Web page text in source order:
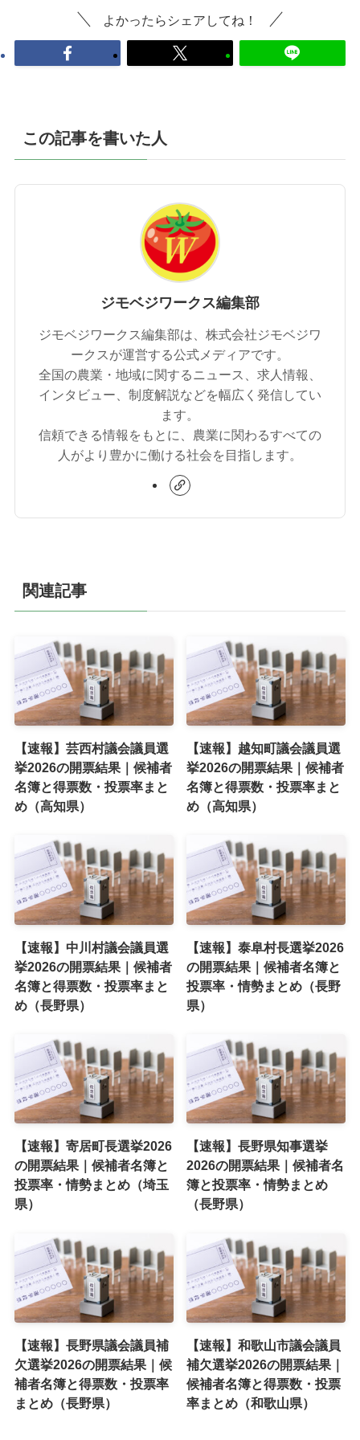
よかったらシェアしてね！
この記事を書いた人
ジモベジワークス編集部
ジモベジワークス編集部は、株式会社ジモベジワ
ークスが運営する公式メディアです。
全国の農業・地域に関するニュース、求人情報、
インタビュー、制度解説などを幅広く発信してい
ます。
信頼できる情報をもとに、農業に関わるすべての
人がより豊かに働ける社会を目指します。
関連記事
【速報】芸西村議会議員選
挙2026の開票結果｜候補者
名簿と得票数・投票率まと
め（高知県）
【速報】越知町議会議員選
挙2026の開票結果｜候補者
名簿と得票数・投票率まと
め（高知県）
【速報】中川村議会議員選
挙2026の開票結果｜候補者
名簿と得票数・投票率まと
め（長野県）
【速報】泰阜村長選挙2026
の開票結果｜候補者名簿と
投票率・情勢まとめ（長野
県）
【速報】寄居町長選挙2026
の開票結果｜候補者名簿と
投票率・情勢まとめ（埼玉
県）
【速報】長野県知事選挙
2026の開票結果｜候補者名
簿と投票率・情勢まとめ
（長野県）
【速報】長野県議会議員補
欠選挙2026の開票結果｜候
補者名簿と得票数・投票率
まとめ（長野県）
【速報】和歌山市議会議員
補欠選挙2026の開票結果｜
候補者名簿と得票数・投票
率まとめ（和歌山県）